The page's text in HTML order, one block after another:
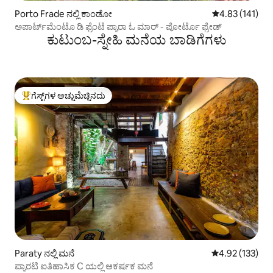
Porto Frade ನಲ್ಲಿ ಕಾಂಡೋ 5 ರಲ್ಲಿ 4.83
4.83 (141)
ಅಪಾರ್ಟ್‌ಮೆಂಟೊ ಡಿ ಫ್ರೆಂಟೆ ಪ್ಯಾರಾ ಓ ಮಾರ್ - ಪೋರ್ಟೊ ಫ್ರೇಡ್
ಕುಟುಂಬ-ಸ್ನೇಹಿ ಮನೆಯ ಬಾಡಿಗೆಗಳು
ಗೆಸ್ಟ್‌ಗಳಿಗೆ ಅತಿ ಹೆಚ್ಚು ಅಚ್ಚುಮೆಚ್ಚಿನದು
ಗೆಸ್ಟ್‌ಗಳ ಅಚ್ಚುಮೆಚ್ಚಿನದು
Paraty ನಲ್ಲಿ ಮನೆ 5 ರಲ್ಲಿ 4.92
4.92 (133)
ಪ್ಯಾರಟಿ ಐತಿಹಾಸಿಕ C ಯಲ್ಲಿ ಆಕರ್ಷಕ ಮನೆ